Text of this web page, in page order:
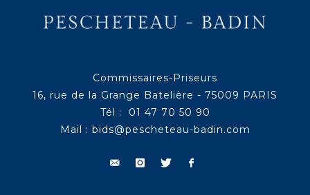
Commissaires-Priseurs
16, rue de la Grange Batelière - 75009 PARIS
Tél : 01 47 70 50 90
Mail : bids@pescheteau-badin.com